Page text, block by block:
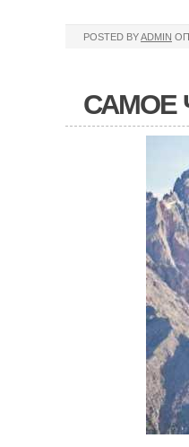
POSTED BYADMIN
САМОЕ